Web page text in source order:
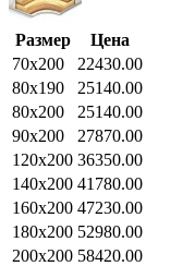
Размер
Цена
70x200
22430.00
80x190
25140.00
80x200
25140.00
90x200
27870.00
120x200 36350.00
140x200 41780.00
160x200 47230.00
180x200 52980.00
200x200 58420.00